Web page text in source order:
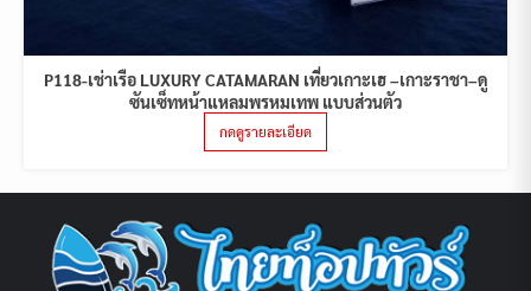
P118-เช่าเรือ LUXURY CATAMARAN เที่ยวเกาะเฮ –เกาะราชา–ดู
ซันเซ็ทหน้าแหลมพรหมเทพ แบบส่วนตัว
กดดูรายละเอียด